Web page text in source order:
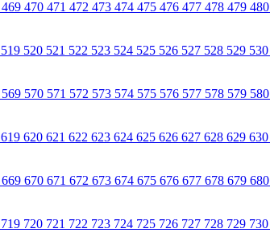
469 470 471 472 473 474 475 476 477 478 479 480
519 520 521 522 523 524 525 526 527 528 529 530
569 570 571 572 573 574 575 576 577 578 579 580
619 620 621 622 623 624 625 626 627 628 629 630
669 670 671 672 673 674 675 676 677 678 679 680
719 720 721 722 723 724 725 726 727 728 729 730